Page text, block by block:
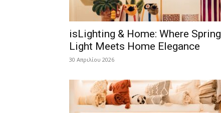
isLighting & Home: Where Spring
Light Meets Home Elegance
30 Απριλίου 2026